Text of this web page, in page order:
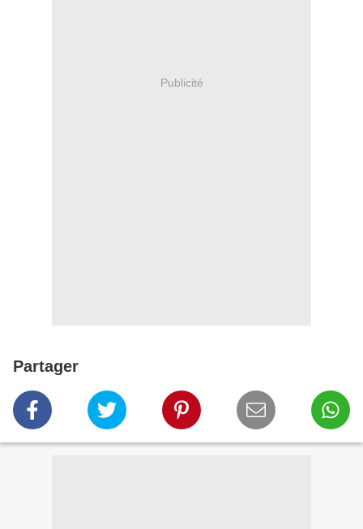
Publicité
Partager